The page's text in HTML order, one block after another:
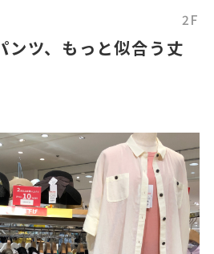
2F
ンツ、もっと似合う丈